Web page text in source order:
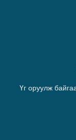
Үг оруулж